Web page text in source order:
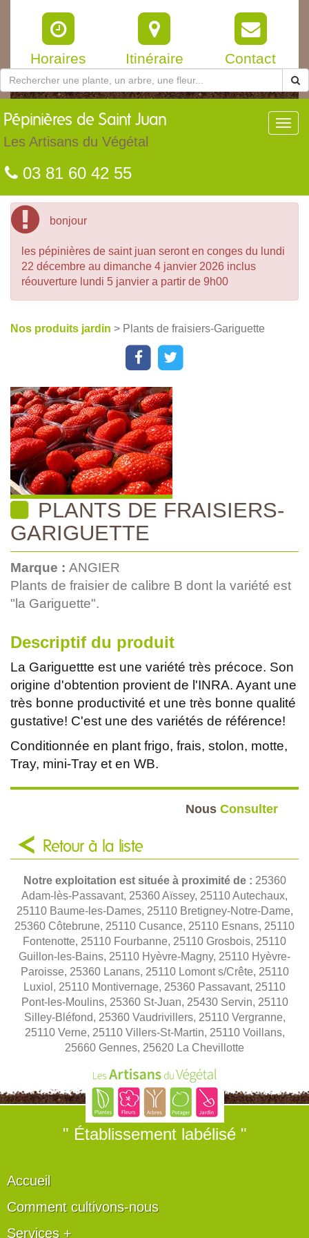
Horaires Itinéraire Contact
Pépinières de Saint Juan
Les Artisans du Végétal
03 81 60 42 55
bonjour
les pépinières de saint juan seront en conges du lundi
22 décembre au dimanche 4 janvier 2026 inclus
réouverture lundi 5 janvier a partir de 9h00
Nos produits jardin > Plants de fraisiers-Gariguette
PLANTS DE FRAISIERS-
GARIGUETTE
Marque : ANGIER
Plants de fraisier de calibre B dont la variété est
"la Gariguette".
Descriptif du produit
La Gariguettte est une variété très précoce. Son
origine d'obtention provient de l'INRA. Ayant une
très bonne productivité et une très bonne qualité
gustative! C'est une des variétés de référence!
Conditionnée en plant frigo, frais, stolon, motte,
Tray, mini-Tray et en WB.
Nous Consulter
Retour à la liste
Notre exploitation est située à proximité de : 25360
Adam-lès-Passavant, 25360 Aïssey, 25110 Autechaux,
25110 Baume-les-Dames, 25110 Bretigney-Notre-Dame,
25360 Côtebrune, 25110 Cusance, 25110 Esnans, 25110
Fontenotte, 25110 Fourbanne, 25110 Grosbois, 25110
Guillon-les-Bains, 25110 Hyèvre-Magny, 25110 Hyèvre-
Paroisse, 25360 Lanans, 25110 Lomont s/Crête, 25110
Luxiol, 25110 Montivernage, 25360 Passavant, 25110
Pont-les-Moulins, 25360 St-Juan, 25430 Servin, 25110
Silley-Bléfond, 25360 Vaudrivillers, 25110 Vergranne,
25110 Verne, 25110 Villers-St-Martin, 25110 Voillans,
25660 Gennes, 25620 La Chevillotte
" Établissement labélisé "
Accueil
Comment cultivons-nous
Services +